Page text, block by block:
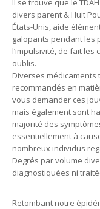
Il se trouve que le
divers parent & Huit
États-Unis, aide
galopants pendant les
l’impulsivité, de fait les
oublis.
Diverses médicaments
recommandés en
vous demander ces
mais également sont
majorité des
essentiellement à
nombreux individus
Degrés par volume
diagnostiquées ni
Retombant notre